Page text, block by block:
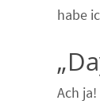
habe
Ach